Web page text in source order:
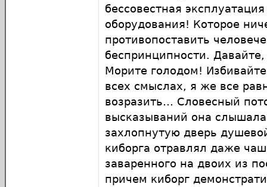
бессовестная
оборудования! Которое
противопоставить
беспринципности.
Морите голодом!
всех смыслах, я же все
возразить… Словесный
высказываний она
захлопнутую дверь
киборга отравлял даже
заваренного на двоих из
причем киборг